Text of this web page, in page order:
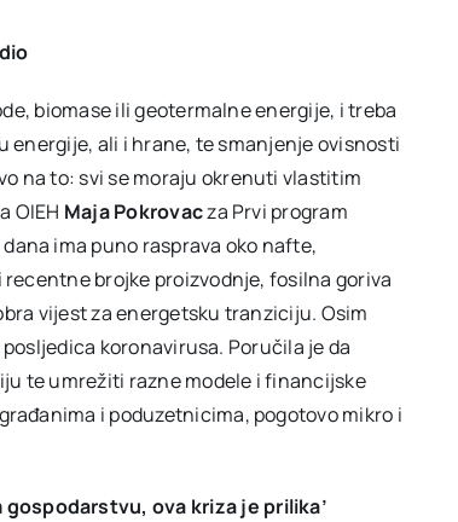
biomase ili geotermalne energije, i treba
energije, ali i hrane, te smanjenje ovisnosti
na to: svi se moraju okrenuti vlastitim
OIEH Maja Pokrovacza Prvi program
ima puno rasprava oko nafte,
brojke proizvodnje, fosilna goriva
vijest za energetsku tranziciju. Osim
koronavirusa. Poručila je da
te umrežiti razne modele i financijske
i poduzetnicima, pogotovo mikro i
ova kriza je prilika’